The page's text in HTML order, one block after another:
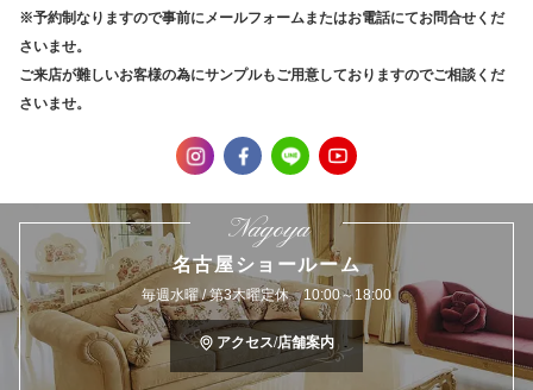
※予約制なりますので事前にメールフォームまたはお電話にてお問合せくだ
さいませ。
ご来店が難しいお客様の為にサンプルもご用意しておりますのでご相談くだ
さいませ。
Nagoya
名古屋ショールーム
毎週水曜 / 第3木曜定休 10:00～18:00
アクセス/店舗案内